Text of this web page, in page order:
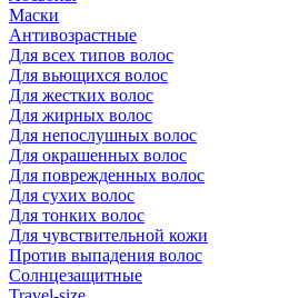
Маски
Антивозрастные
Для всех типов волос
Для вьющихся волос
Для жестких волос
Для жирных волос
Для непослушных волос
Для окрашенных волос
Для поврежденных волос
Для сухих волос
Для тонких волос
Для чувствительной кожи
Против выпадения волос
Солнцезащитные